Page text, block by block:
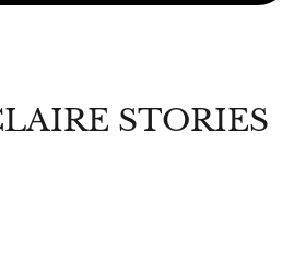
STORIES